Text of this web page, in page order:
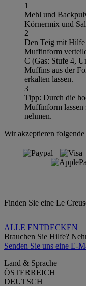
1
Mehl und
Körnermix und
2
Den Teig mit Hilfe
Muffinform
C (Gas: Stufe 4,
Muffins aus der
erkalten lassen.
3
Tipp: Durch die
Muffinform lassen
nehmen.
Wir akzeptieren
Finden Sie eine Le
ALLE ENTDECKEN
Brauchen Sie Hilfe?
Senden Sie uns eine E-
Land & Sprache
ÖSTERREICH
DEUTSCH